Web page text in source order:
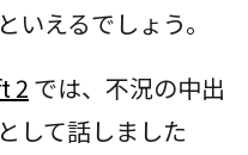
えるでしょう。
2では、不況の中出
して話しました